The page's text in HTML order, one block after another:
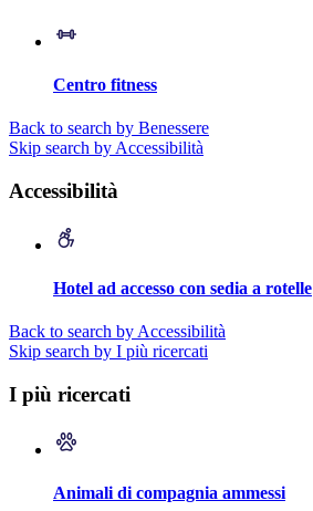
Centro fitness
Back to search by Benessere
Skip search by Accessibilità
Accessibilità
Hotel ad accesso con sedia a rotelle
Back to search by Accessibilità
Skip search by I più ricercati
I più ricercati
Animali di compagnia ammessi